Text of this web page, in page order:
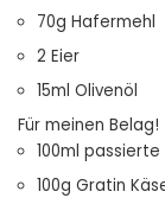
70g Hafermehl
2 Eier
15ml Olivenöl
Für meinen Belag!
100ml
100g Gratin